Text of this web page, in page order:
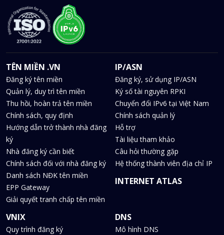
TÊN MIỀN .VN
Đăng ký tên miền
Quản lý, duy trì tên miền
Thu hồi, hoàn trả tên miền
Chính sách, quy định
Hướng dẫn trở thành nhà đăng
ký
Nhà đăng ký cần biết
Chính sách đối với nhà đăng ký
Danh sách NĐK tên miền
EPP Gateway
Giải quyết tranh chấp tên miền
IP/ASN
Đăng ký, sử dụng IP/ASN
Ký số tài nguyên RPKI
Chuyển đổi IPv6 tại Việt Nam
Chính sách quản lý
Hỗ trợ
Tài liệu tham khảo
Câu hỏi thường gặp
Hệ thống thành viên địa chỉ IP
INTERNET ATLAS
VNIX
Quy trình đăng ký
DNS
Mô hình DNS